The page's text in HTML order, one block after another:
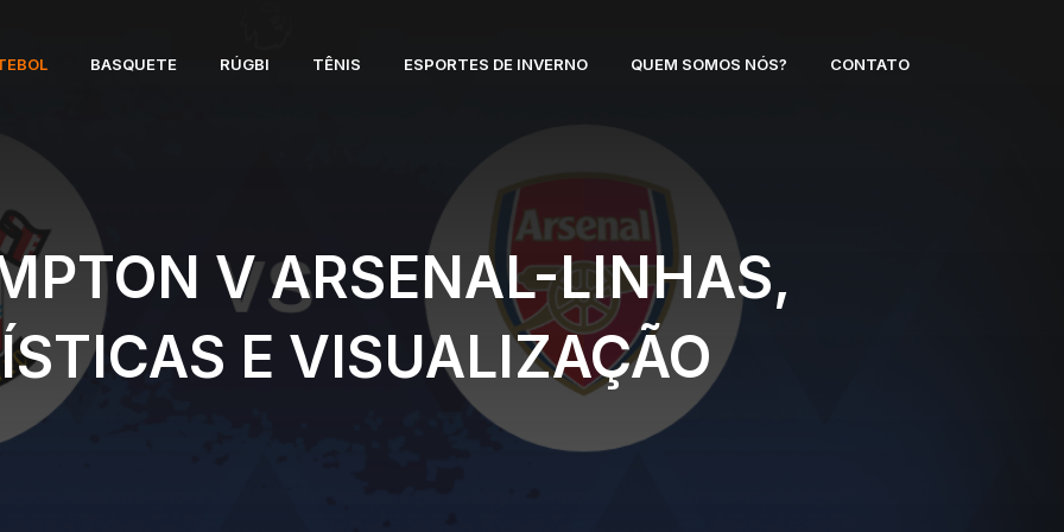
BASQUETE RÚGBI TÊNIS ESPORTES DE INVERNO QUEM SOMOS NÓS? CONTATO
V ARSENAL-LINHAS,
E VISUALIZAÇÃO